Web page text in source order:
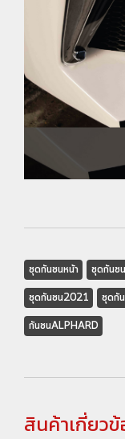
ชุดกันชนหน้า
ชุดกันช
ชุดกันชน2021
ชุดกั
กันชนALPHARD
สินค้าเกี่ยว